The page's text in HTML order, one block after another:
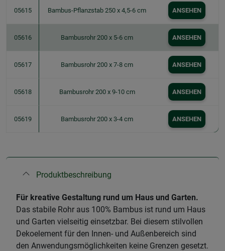
05615 Bambus-Pflanzstab 250 x 4,5-6 cm ANSEHEN
05616 Bambusrohr 200 x 5-6 cm ANSEHEN
05617 Bambusrohr 200 x 7-8 cm ANSEHEN
05618 Bambusrohr 200 x 9-10 cm ANSEHEN
05619 Bambusrohr 200 x 3-4 cm ANSEHEN
Produktbeschreibung
Für kreative Gestaltung rund um Haus und Garten.
Das stabile Rohr aus 100% Bambus ist rund um Haus
und Garten vielseitig einsetzbar. Bei diesem stilvollen
Dekoelement für den Innen- und Außenbereich sind
den Anwendungsmöglichkeiten keine Grenzen gesetzt.